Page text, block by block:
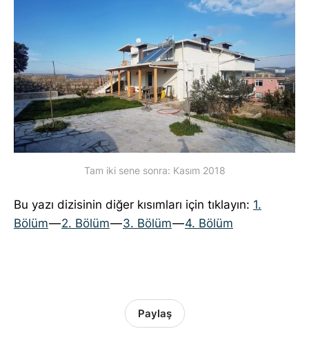
Tam iki sene sonra: Kasım 2018
Bu yazı dizisinin diğer kısımları için tıklayın: 1.
Bölüm—2. Bölüm—3. Bölüm—4. Bölüm
Paylaş